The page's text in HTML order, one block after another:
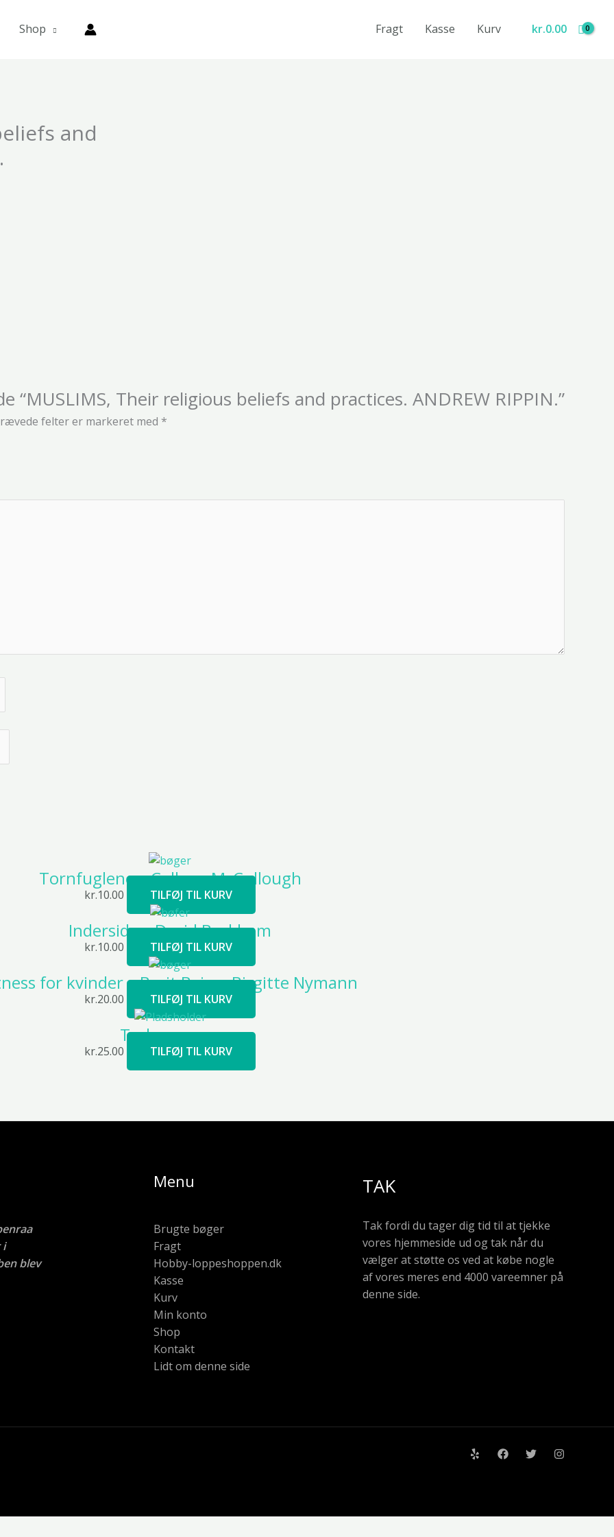
Shop Fragt Kasse Kurv kr.0.00
and
Their religious beliefs and practices. ANDREW RIPPIN.”
felter er markeret med *
Tornfuglene – Colleen McCullough
kr.10.00 TILFØJ TIL KURV
Inderside – David Beckham
kr.10.00 TILFØJ TIL KURV
for kvinder – Berit Bai og Birgitte Nymann
kr.20.00 TILFØJ TIL KURV
Tyskerungen
kr.25.00 TILFØJ TIL KURV
i
blev
Menu
Brugte bøger
Fragt
Hobby-loppeshoppen.dk
Kasse
Kurv
Min konto
Shop
Kontakt
Lidt om denne side
TAK
Tak fordi du tager dig tid til at tjekke
vores hjemmeside ud og tak når du
vælger at støtte os ved at købe nogle
af vores meres end 4000 vareemner på
denne side.